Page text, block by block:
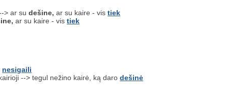
> ar sudešine, ar su kaire - vistiek
ar su kaire - vistiek
nesigaili
--> tegul nežino kairė, ką darodešinė